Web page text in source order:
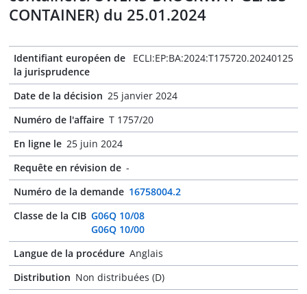
CONTAINER) du 25.01.2024
Identifiant européen de
la jurisprudence
ECLI:EP:BA:2024:T175720.20240125
Date de la décision 25 janvier 2024
Numéro de l'affaire T 1757/20
En ligne le 25 juin 2024
Requête en révision de -
Numéro de la demande 16758004.2
Classe de la CIB G06Q 10/08
G06Q 10/00
Langue de la procédure Anglais
Distribution Non distribuées (D)